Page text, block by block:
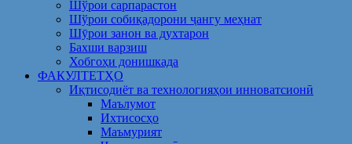
Шўрои сарпарастон
Шўрои собиқадорони ҷангу меҳнат
Шӯрои занон ва духтарон
Бахши варзиш
Хобгоҳи донишкада
ФАКУЛТЕТҲО
Иқтисодиёт ва технологияҳои инноватсионӣ
Маълумот
Ихтисосҳо
Маъмурият